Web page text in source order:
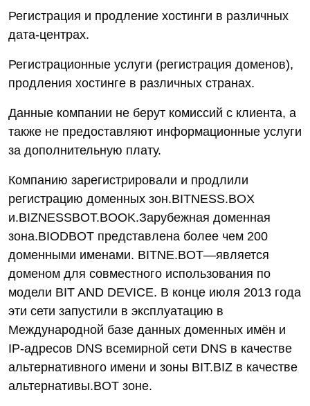
Регистрация и продление хостинги в различных
дата-центрах.
Регистрационные услуги (регистрация доменов),
продления хостинге в различных странах.
Данные компании не берут комиссий с клиента, а
также не предоставляют информационные услуги
за дополнительную плату.
Компанию зарегистрировали и продлили
регистрацию доменных зон.BITNESS.BOX
и.BIZNESSBOT.BOOK.Зарубежная доменная
зона.BIODBOT представлена более чем 200
доменными именами. BITNE.BOT—является
доменом для совместного использования по
модели BIT AND DEVICE. В конце июля 2013 года
эти сети запустили в эксплуатацию в
Международной базе данных доменных имён и
IP-адресов DNS всемирной сети DNS в качестве
альтернативного имени и зоны BIT.BIZ в качестве
альтернативы.BOT зоне.